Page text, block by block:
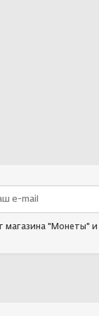
магазина "Монеты" и